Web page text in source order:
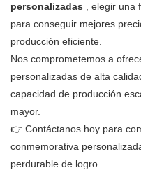
personalizadas , elegir una
para conseguir mejores
producción eficiente.
Nos comprometemos a
personalizadas de alta
capacidad de producción
mayor.
👉 Contáctanos hoy para
conmemorativa
perdurable de logro.